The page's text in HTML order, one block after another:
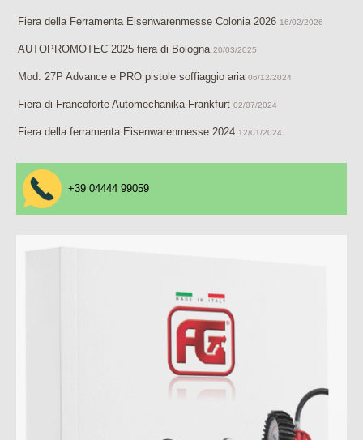
Fiera della Ferramenta Eisenwarenmesse Colonia 2026 16/02/2026
AUTOPROMOTEC 2025 fiera di Bologna 20/03/2025
Mod. 27P Advance e PRO pistole soffiaggio aria 06/12/2024
Fiera di Francoforte Automechanika Frankfurt 02/07/2024
Fiera della ferramenta Eisenwarenmesse 2024 12/01/2024
+39 04444 99059